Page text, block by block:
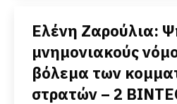
Ελένη Ζαρούλια:
μνημονιακούς
βόλεμα των
στρατών – 2